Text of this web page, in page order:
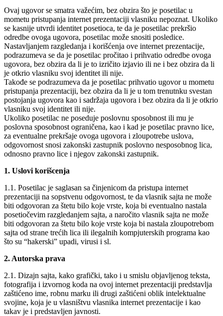
Ovaj ugovor se smatra važećim, bez obzira što je posetilac u
mometu pristupanja internet prezentaciji vlasniku nepoznat. Ukoliko
se kasnije utvrdi identitet posetioca, te da je posetilac prekršio
odredbe ovoga ugovora, posetilac može snositi posledice.
Nastavljanjem razgledanja i korišćenja ove internet prezentacije,
podrazumeva se da je posetilac pročitao i prihvatio odredbe ovoga
ugovora, bez obzira da li je to izričito izjavio ili ne i bez obzira da li
je otkrio vlasniku svoj identitet ili nije.
Takođe se podrazumeva da je posetilac prihvatio ugovor u mometu
pristupanja prezentaciji, bez obzira da li je u tom trenutnku svestan
postojanja ugovora kao i sadržaja ugovora i bez obzira da li je otkrio
vlasniku svoj identitet ili nije.
Ukoliko posetilac ne poseduje poslovnu sposobnost ili mu je
poslovna sposobnost ograničena, kao i kad je posetilac pravno lice,
za eventualne prekršaje ovoga ugovora i zloupotrebe uslova,
odgovornost snosi zakonski zastupnik poslovno nesposobnog lica,
odnosno pravno lice i njegov zakonski zastupnik.
1. Uslovi korišcenja
1.1. Posetilac je saglasan sa činjenicom da pristupa internet
prezentaciji na sopstvenu odgovornost, te da vlasnik sajta ne može
biti odgovoran za štetu bilo koje vrste, koja bi eventualno nastala
posetiočevim razgledanjem sajta, a naročito vlasnik sajta ne može
biti odgovoran za štetu bilo koje vrste koja bi nastala zloupotrebom
sajta od strane trećih lica ili ilegalnih kompjuterskih programa kao
što su “hakerski” upadi, virusi i sl.
2. Autorska prava
2.1. Dizajn sajta, kako grafički, tako i u smislu objavljenog teksta,
fotografija i izvornog koda na ovoj internet prezentaciji predstavlja
zaštićeno ime, robnu marku ili drugi zaštićeni oblik intelektualne
svojine, koja je u vlasništvu vlasnika internet prezentacije i kao
takav je i predstavljen javnosti.